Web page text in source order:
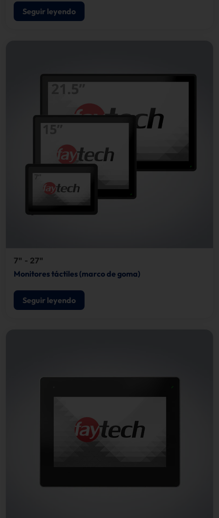
Seguir leyendo
7" - 27"
Monitores táctiles (marco de goma)
Seguir leyendo